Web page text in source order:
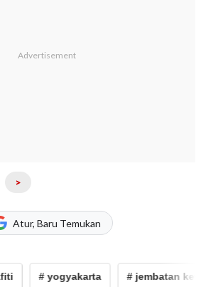
>
Atur, Baru Temukan
# yogyakarta # jembatan kewek